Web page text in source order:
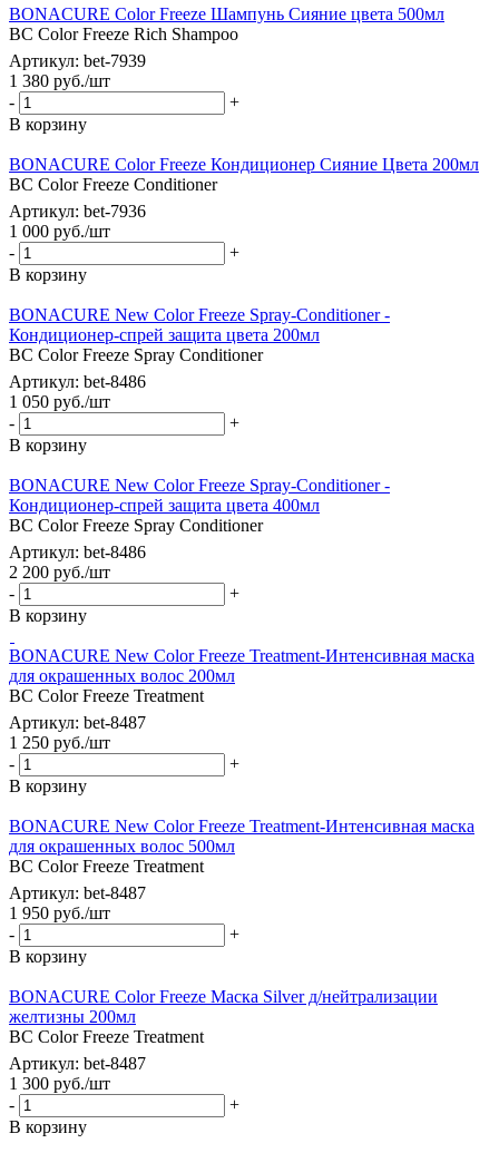
BONACURE Color Freeze Шампунь Сияние цвета 500мл
BC Color Freeze Rich Shampoo
Артикул: bet-7939
1 380 руб./шт
-
+
В корзину
BONACURE Color Freeze Кондиционер Сияние Цвета 200мл
BC Color Freeze Conditioner
Артикул: bet-7936
1 000 руб./шт
-
+
В корзину
BONACURE New Color Freeze Spray-Conditioner -
Кондиционер-спрей защита цвета 200мл
BC Color Freeze Spray Conditioner
Артикул: bet-8486
1 050 руб./шт
-
+
В корзину
BONACURE New Color Freeze Spray-Conditioner -
Кондиционер-спрей защита цвета 400мл
BC Color Freeze Spray Conditioner
Артикул: bet-8486
2 200 руб./шт
-
+
В корзину
BONACURE New Color Freeze Treatment-Интенсивная маска
для окрашенных волос 200мл
BC Color Freeze Treatment
Артикул: bet-8487
1 250 руб./шт
-
+
В корзину
BONACURE New Color Freeze Treatment-Интенсивная маска
для окрашенных волос 500мл
BC Color Freeze Treatment
Артикул: bet-8487
1 950 руб./шт
-
+
В корзину
BONACURE Color Freeze Маска Silver д/нейтрализации
желтизны 200мл
BC Color Freeze Treatment
Артикул: bet-8487
1 300 руб./шт
-
+
В корзину